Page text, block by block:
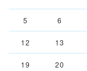
5 6
12 13
19 20